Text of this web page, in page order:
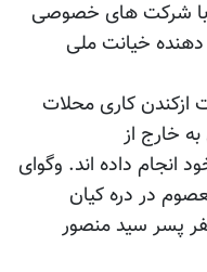
با شرکت های خصوصی
خیانت ملی
ازکندن کاری محلات
خارج از
انجام داده اند. وگوای
در دره کیان
پسر سید منصور